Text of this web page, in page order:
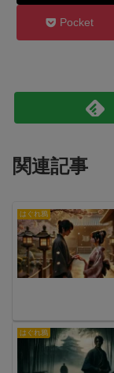
Pocket
関連記事
はぐれ鴉
はぐれ鴉